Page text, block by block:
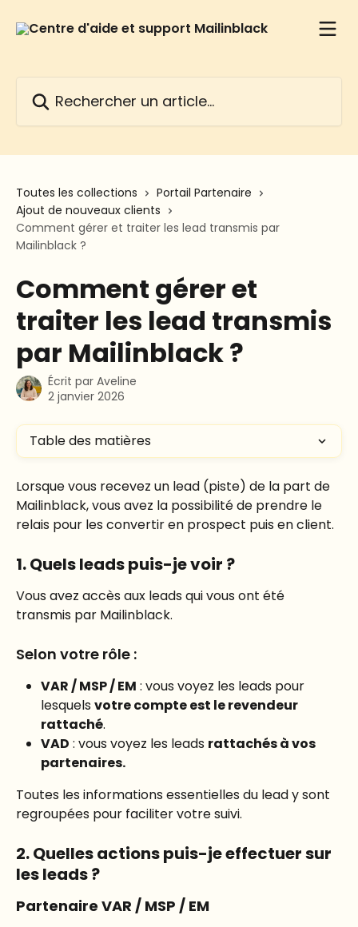
Toutes les collections
Portail Partenaire
Ajout de nouveaux clients
Comment gérer et traiter les lead transmis par
Mailinblack ?
Comment gérer et
traiter les lead transmis
par Mailinblack ?
Écrit par Aveline
2 janvier 2026
Table des matières
Lorsque vous recevez un lead (piste) de la part de
Mailinblack, vous avez la possibilité de prendre le
relais pour les convertir en prospect puis en client.
1. Quels leads puis-je voir ?
Vous avez accès aux leads qui vous ont été
transmis par Mailinblack.
Selon votre rôle :
VAR / MSP / EM : vous voyez les leads pour
lesquels votre compte est le revendeur
rattaché.
VAD : vous voyez les leads rattachés à vos
partenaires.
Toutes les informations essentielles du lead y sont
regroupées pour faciliter votre suivi.
2. Quelles actions puis-je effectuer sur
les leads ?
Partenaire VAR / MSP / EM